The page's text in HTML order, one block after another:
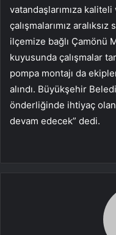
vatandaşlarımıza
çalışmalarımız
ilçemize bağlı Çamönü
kuyusunda çalışmalar
pompa montajı da
alındı. Büyükşehir
önderliğinde ihtiyaç olan
devam edecek” dedi.